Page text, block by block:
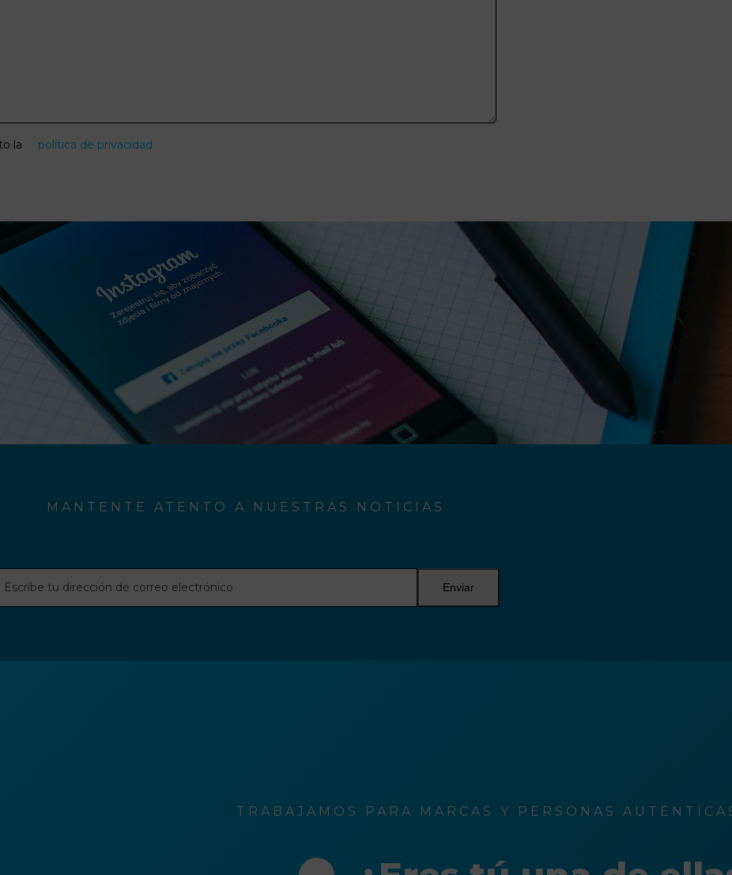
la política de privacidad
MANTENTE ATENTO A NUESTRAS NOTICIAS
Enviar
TRABAJAMOS PARA MARCAS Y PERSONAS